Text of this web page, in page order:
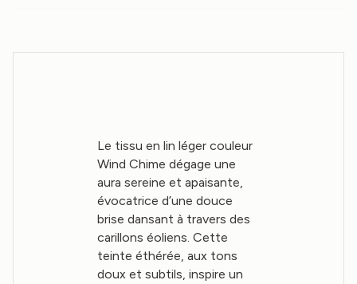
Le tissu en lin léger couleur
Wind Chime dégage une
aura sereine et apaisante,
évocatrice d’une douce
brise dansant à travers des
carillons éoliens. Cette
teinte éthérée, aux tons
doux et subtils, inspire un